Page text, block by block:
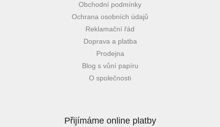
Obchodní podmínky
Ochrana osobních údajů
Reklamační řád
Doprava a platba
Prodejna
Blog s vůní papíru
O společnosti
Přijímáme online platby